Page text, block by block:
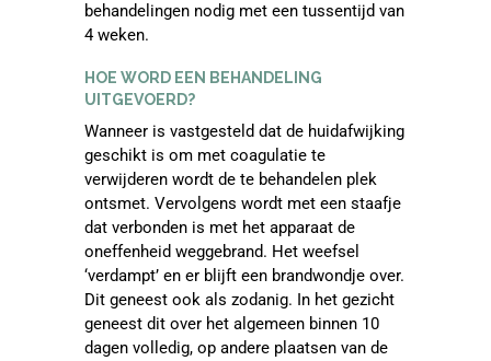
behandelingen nodig met een tussentijd van
4 weken.
HOE WORD EEN BEHANDELING
UITGEVOERD?
Wanneer is vastgesteld dat de huidafwijking
geschikt is om met coagulatie te
verwijderen wordt de te behandelen plek
ontsmet. Vervolgens wordt met een staafje
dat verbonden is met het apparaat de
oneffenheid weggebrand. Het weefsel
‘verdampt’ en er blijft een brandwondje over.
Dit geneest ook als zodanig. In het gezicht
geneest dit over het algemeen binnen 10
dagen volledig, op andere plaatsen van de